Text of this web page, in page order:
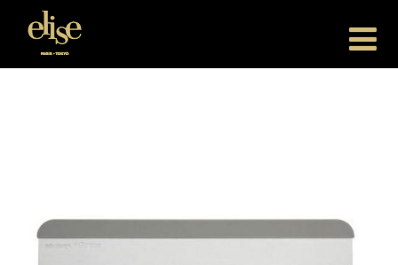
Elise Japan